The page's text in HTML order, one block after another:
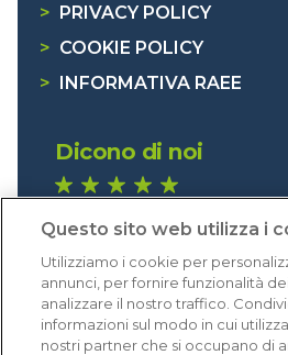
>
PRIVACY POLICY
> COOKIE POLICY
>
INFORMATIVA RAEE
Dicono di noi
Eccellente (4,8)
Acquisti verificati
Questo sito web utilizza i
Utilizziamo i cookie per
annunci, per fornire funzionalità
analizzare il nostro traffico.
informazioni sul modo in cui
nostri partner che si occupano di